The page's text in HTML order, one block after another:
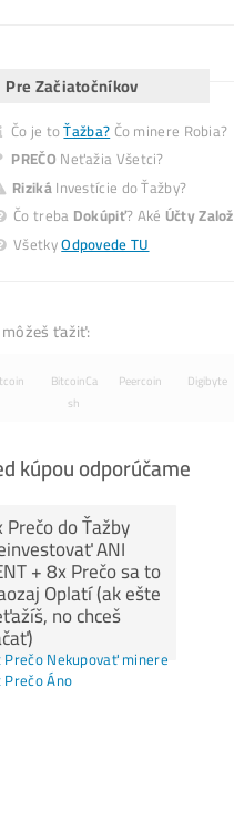
Funguje, Čo, Kde,
Nekupuj
aj o-40%
Každej obj.:
DPH) – (
vyťaží 3,125 BTC ?! (a
pri obj. nad 999€ bez
dňoch ZADARMO
funguje správne.
(70x)